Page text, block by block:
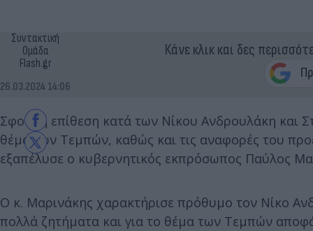
Συντακτική
Ομάδα
Flash.gr
26.03.2024 14:06
Κάνε κλικ και δες
Σφοδρή επίθεση κατά των Νίκου Ανδρουλάκη και
θέμα των Τεμπών, καθώς και τις αναφορές του
εξαπέλυσε ο κυβερνητικός εκπρόσωπος Παύλος
Ο κ. Μαρινάκης χαρακτήρισε πρόθυμο τον Νίκο
πολλά ζητήματα και για το θέμα των Τεμπών